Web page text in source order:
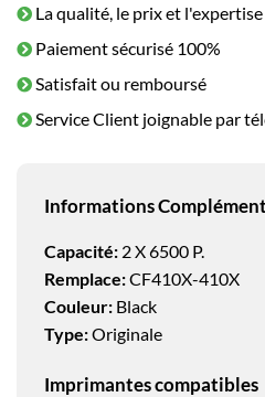
La qualité, le prix et l'expertise
Paiement sécurisé 100%
Satisfait ou remboursé
Service Client joignable par
Informations
Capacité: 2 X 6500 P.
Remplace:CF410X-410X
Couleur: Black
Type:Originale
Imprimantes compatibles